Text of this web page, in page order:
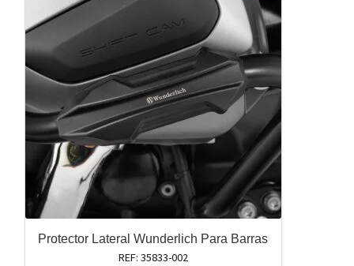
Protector Lateral Wunderlich Para Barras
REF: 35833-002